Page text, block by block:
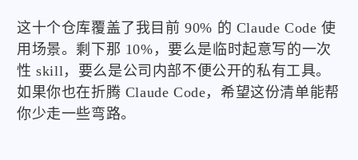
这十个仓库覆盖了我目前 90% 的 Claude Code 使
用场景。剩下那 10%，要么是临时起意写的一次
性 skill，要么是公司内部不便公开的私有工具。
如果你也在折腾 Claude Code，希望这份清单能帮
你少走一些弯路。